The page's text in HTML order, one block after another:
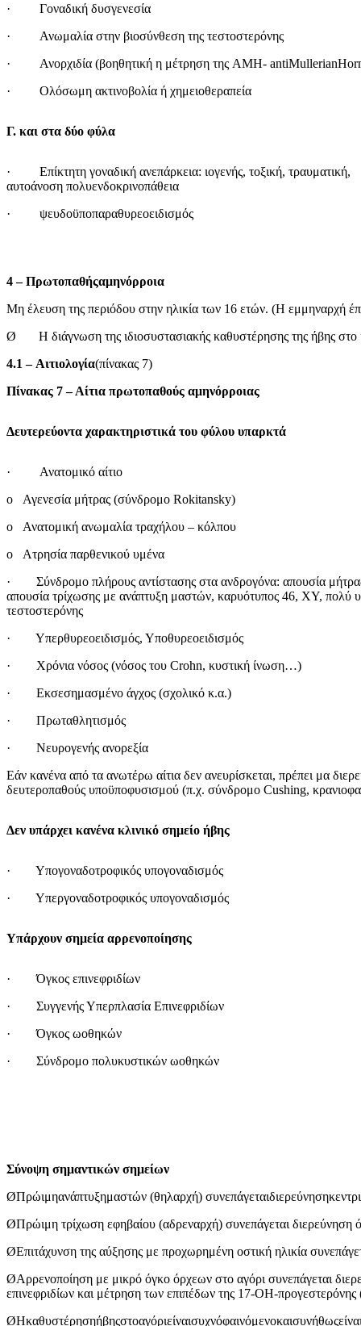
· Γοναδική δυσγενεσία
· Ανωμαλία στην βιοσύνθεση της τεστοστερόνης
· Ανορχιδία (βοηθητική η μέτρηση της AMH-
· Ολόσωμη ακτινοβολία ή χημειοθεραπεία
Γ. και στα δύο φύλα
· Επίκτητη γοναδική ανεπάρκεια: ιογενής, τοξική,
αυτοάνοση πολυενδοκρινοπάθεια
· ψευδοϋποπαραθυρεοειδισμός
4 – Πρωτοπαθήςαμηνόρροια
Μη έλευση της περιόδου στην ηλικία των 16 ετών. (Η εμμηναρχή
Ø Η διάγνωση της ιδιοσυστασιακής καθυστέρησης της ήβης στο
4.1 – Αιτιολογία(πίνακας 7)
Πίνακας 7 – Αίτια πρωτοπαθούς αμηνόρροιας
Δευτερεύοντα χαρακτηριστικά του φύλου υπαρκτά
· Ανατομικό αίτιο
o Αγενεσία μήτρας (σύνδρομο Rokitansky)
o Ανατομική ανωμαλία τραχήλου – κόλπου
o Ατρησία παρθενικού υμένα
· Σύνδρομο πλήρους αντίστασης στα ανδρογόνα: απουσία
απουσία τρίχωσης με ανάπτυξη μαστών, καρυότυπος 46, ΧΥ, πολύ
τεστοστερόνης
· Υπερθυρεοειδισμός, Υποθυρεοειδισμός
· Χρόνια νόσος (νόσος του Crohn, κυστική ίνωση…)
· Εκσεσημασμένο άγχος (σχολικό κ.α.)
· Πρωταθλητισμός
· Νευρογενής ανορεξία
Εάν κανένα από τα ανωτέρω αίτια δεν ανευρίσκεται, πρέπει μα
δευτεροπαθούς υποϋποφυσισμού (π.χ. σύνδρομο Cushing,
Δεν υπάρχει κανένα κλινικό σημείο ήβης
· Υπογοναδοτροφικός υπογοναδισμός
· Υπεργοναδοτροφικός υπογοναδισμός
Υπάρχουν σημεία αρρενοποίησης
· Όγκος επινεφριδίων
· Συγγενής Υπερπλασία Επινεφριδίων
· Όγκος ωοθηκών
· Σύνδρομο πολυκυστικών ωοθηκών
Σύνοψη σημαντικών σημείων
ØΠρώιμηανάπτυξημαστών (θηλαρχή)
ØΠρώιμη τρίχωση εφηβαίου (αδρεναρχή) συνεπάγεται διερεύνηση
ØΕπιτάχυνση της αύξησης με προχωρημένη οστική ηλικία
ØΑρρενοποίηση με μικρό όγκο όρχεων στο αγόρι συνεπάγεται
επινεφριδίων και μέτρηση των επιπέδων της 17-ΟΗ-προγεστερόνης